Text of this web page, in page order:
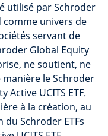
utilisé par Schroder
univers de
servant de
Global Equity
ne soutient, ne
le Schroder
Active UCITS ETF.
à la création, au
Schroder ETFs